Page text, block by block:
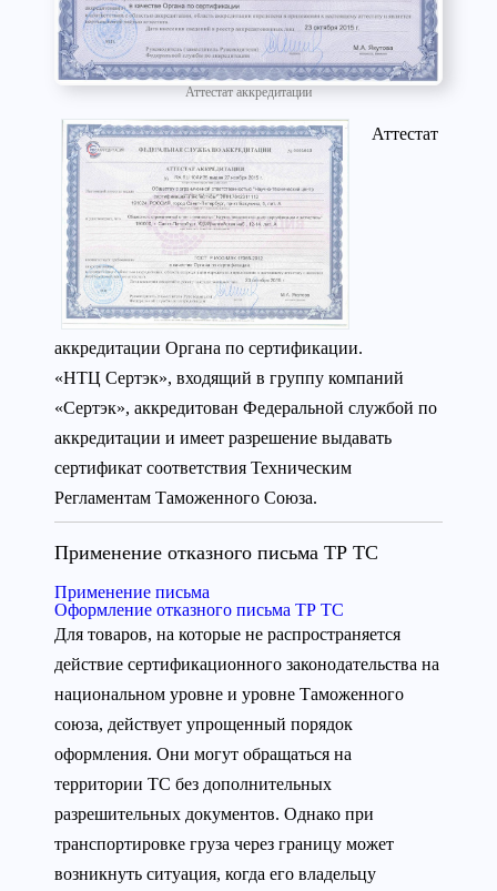
Аттестат аккредитации
Аттестат
аккредитации Органа по сертификации.
«НТЦ Сертэк», входящий в группу компаний
«Сертэк», аккредитован Федеральной службой по
аккредитации и имеет разрешение выдавать
сертификат соответствия Техническим
Регламентам Таможенного Союза.
Применение отказного письма ТР ТС
Применение письма
Оформление отказного письма ТР ТС
Для товаров, на которые не распространяется
действие сертификационного законодательства на
национальном уровне и уровне Таможенного
союза, действует упрощенный порядок
оформления. Они могут обращаться на
территории ТС без дополнительных
разрешительных документов. Однако при
транспортировке груза через границу может
возникнуть ситуация, когда его владельцу